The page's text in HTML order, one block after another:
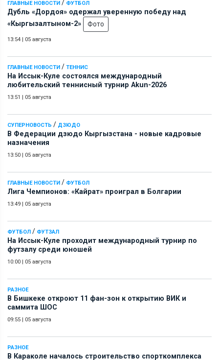
ГЛАВНЫЕ НОВОСТИ / ФУТБОЛ
Дубль «Дордоя» одержал уверенную победу над
«Кыргызалтыном-2»
Фото
13:54 | 05 августа
ГЛАВНЫЕ НОВОСТИ / ТЕННИС
На Иссык-Куле состоялся международный
любительский теннисный турнир Akun-2026
13:51 | 05 августа
СУПЕРНОВОСТЬ / ДЗЮДО
В Федерации дзюдо Кыргызстана - новые кадровые
назначения
13:50 | 05 августа
ГЛАВНЫЕ НОВОСТИ / ФУТБОЛ
Лига Чемпионов: «Кайрат» проиграл в Болгарии
13:49 | 05 августа
ФУТБОЛ / ФУТЗАЛ
На Иссык-Куле проходит международный турнир по
футзалу среди юношей
10:00 | 05 августа
РАЗНОЕ
В Бишкеке откроют 11 фан-зон к открытию ВИК и
саммита ШОС
09:55 | 05 августа
РАЗНОЕ
В Караколе началось строительство спорткомплекса